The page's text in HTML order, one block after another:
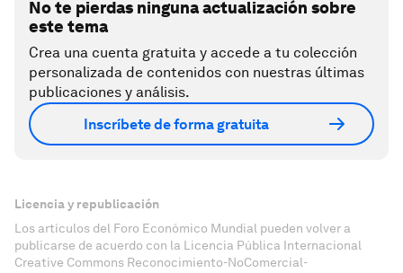
No te pierdas ninguna actualización sobre
este tema
Crea una cuenta gratuita y accede a tu colección
personalizada de contenidos con nuestras últimas
publicaciones y análisis.
Inscríbete de forma gratuita
Licencia y republicación
Los artículos del Foro Económico Mundial pueden volver a
publicarse de acuerdo con la Licencia Pública Internacional
Creative Commons Reconocimiento-NoComercial-